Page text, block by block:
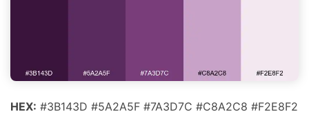
HEX: #3B143D #5A2A5F #7A3D7C #C8A2C8 #F2E8F2